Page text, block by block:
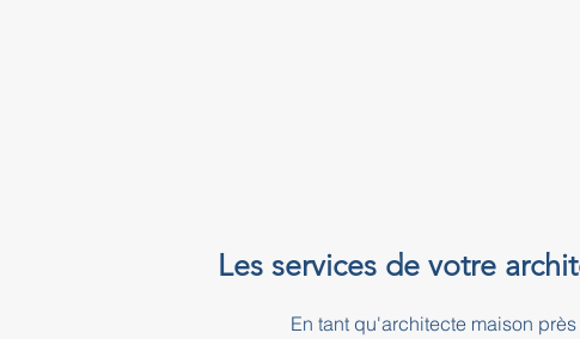
Les services de votre
En tant qu'architecte maison